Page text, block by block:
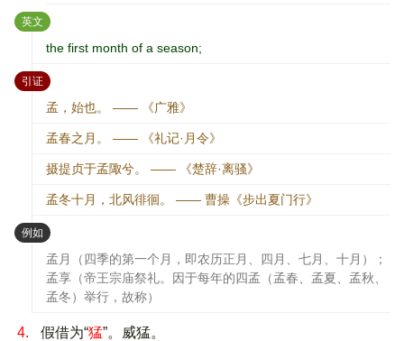
英文 ：
the first month of a season;
引证：
孟，始也。 —— 《广雅》
孟春之月。 —— 《礼记·月令》
摄提贞于孟陬兮。 —— 《楚辞·离骚》
孟冬十月，北风徘徊。 —— 曹操《步出夏门行》
例如 ：
孟月（四季的第一个月，即农历正月、四月、七月、十月）；
孟享（帝王宗庙祭礼。因于每年的四孟（孟春、孟夏、孟秋、
孟冬）举行，故称）
4. 假借为“猛”。威猛。